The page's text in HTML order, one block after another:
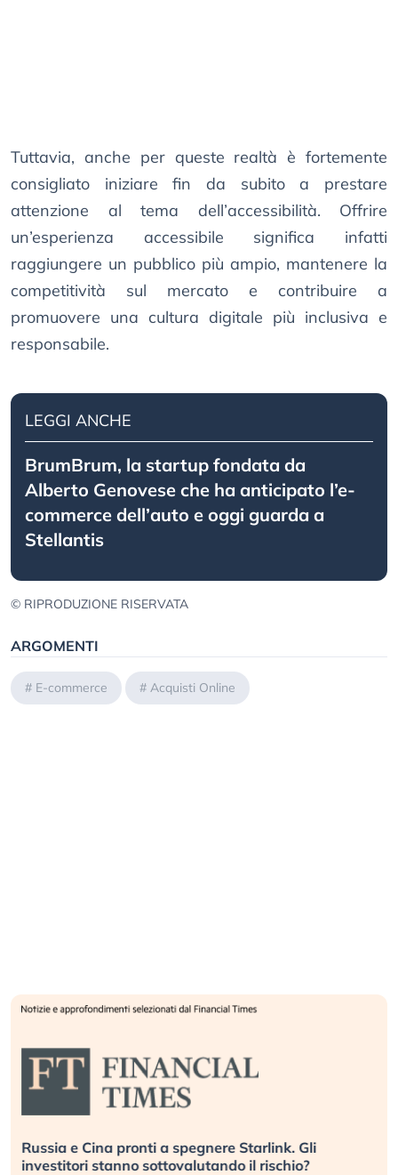
Tuttavia, anche per queste realtà è fortemente
consigliato iniziare fin da subito a prestare
attenzione al tema dell’accessibilità. Offrire
un’esperienza accessibile significa infatti
raggiungere un pubblico più ampio, mantenere la
competitività sul mercato e contribuire a
promuovere una cultura digitale più inclusiva e
responsabile.
LEGGI ANCHE
BrumBrum, la startup fondata da
Alberto Genovese che ha anticipato l’e-
commerce dell’auto e oggi guarda a
Stellantis
© RIPRODUZIONE RISERVATA
ARGOMENTI
# E-commerce # Acquisti Online
Russia e Cina pronti a spegnere Starlink. Gli
investitori stanno sottovalutando il rischio?